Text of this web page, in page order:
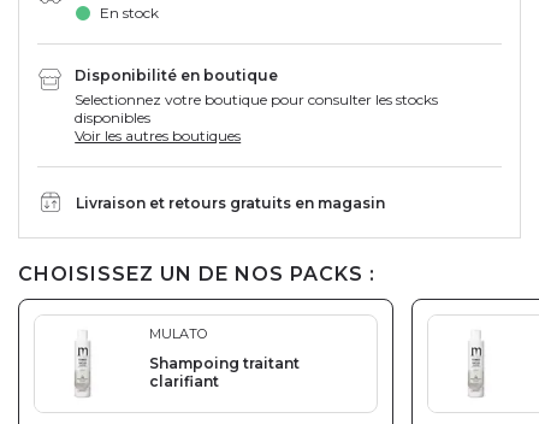
En stock
Disponibilité en boutique
Selectionnez votre boutique pour consulter les stocks
disponibles
Voir les autres boutiques
Livraison et retours gratuits en magasin
CHOISISSEZ UN DE NOS PACKS :
MULATO
Shampoing traitant
clarifiant